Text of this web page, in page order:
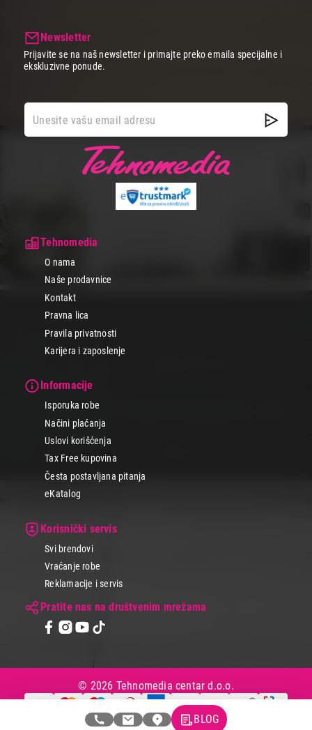
Tehnomedia
O nama
Naše prodavnice
Kontakt
Pravna lica
Pravila privatnosti
Karijera i zaposlenje
Informacije
Isporuka robe
Načini plaćanja
Uslovi korišćenja
Tax Free kupovina
Česta postavljana pitanja
eKatalog
Korisnički servis
Svi brendovi
Vraćanje robe
Reklamacije i servis
Pratite nas na društvenim mrežama
Newsletter
Prijavite se na naš newsletter i primajte preko emaila specijalne i
ekskluzivne ponude.
© 2026 Tehnomedia centar d.o.o.
BLOG